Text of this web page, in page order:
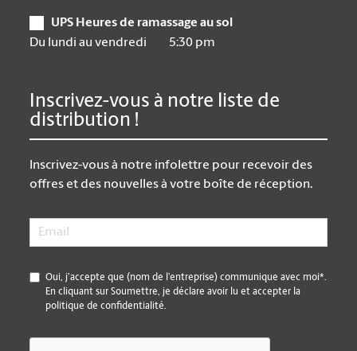
UPS Heures de ramassage au sol
Du lundi au vendredi
5:30 pm
Inscrivez-vous à notre liste de
distribution !
Inscrivez-vous à notre infolettre pour recevoir des
offres et des nouvelles à votre boîte de réception.
Email
*
Oui, j’accepte que (nom de l’entreprise) communique avec moi*.
En cliquant sur Soumettre, je déclare avoir lu et accepter la
politique de confidentialité.